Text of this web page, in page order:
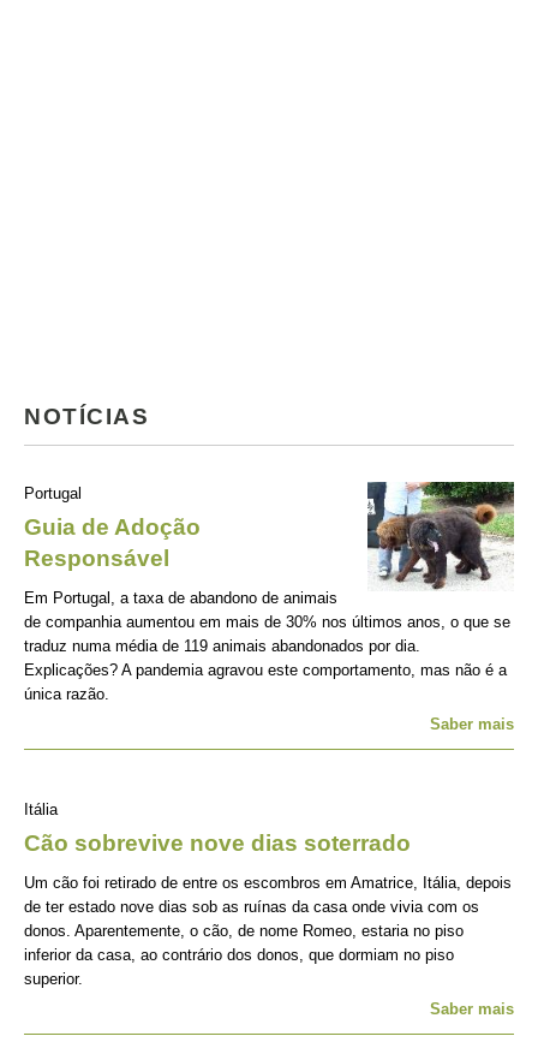
NOTÍCIAS
Portugal
Guia de Adoção
Responsável
Em Portugal, a taxa de abandono de animais
de companhia aumentou em mais de 30% nos últimos anos, o que se
traduz numa média de 119 animais abandonados por dia.
Explicações? A pandemia agravou este comportamento, mas não é a
única razão.
Saber mais
Itália
Cão sobrevive nove dias soterrado
Um cão foi retirado de entre os escombros em Amatrice, Itália, depois
de ter estado nove dias sob as ruínas da casa onde vivia com os
donos. Aparentemente, o cão, de nome Romeo, estaria no piso
inferior da casa, ao contrário dos donos, que dormiam no piso
superior.
Saber mais